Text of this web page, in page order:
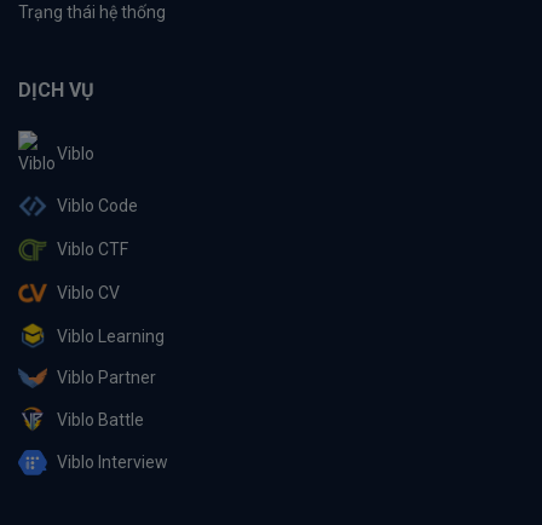
Trạng thái hệ thống
DỊCH VỤ
Viblo
Viblo Code
Viblo CTF
Viblo CV
Viblo Learning
Viblo Partner
Viblo Battle
Viblo Interview